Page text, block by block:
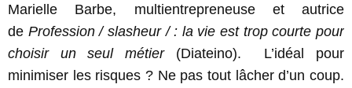
Marielle Barbe, multientrepreneuse et autrice
de Profession / slasheur / : la vie est trop courte pour
choisir un seul métier (Diateino). L’idéal pour
minimiser les risques ? Ne pas tout lâcher d’un coup.